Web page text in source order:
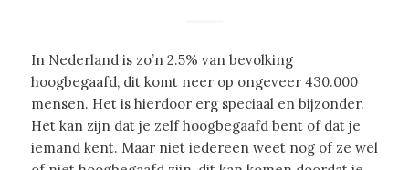
In Nederland is zo’n 2.5% van bevolking
hoogbegaafd, dit komt neer op ongeveer 430.000
mensen. Het is hierdoor erg speciaal en bijzonder.
Het kan zijn dat je zelf hoogbegaafd bent of dat je
iemand kent. Maar niet iedereen weet nog of ze wel